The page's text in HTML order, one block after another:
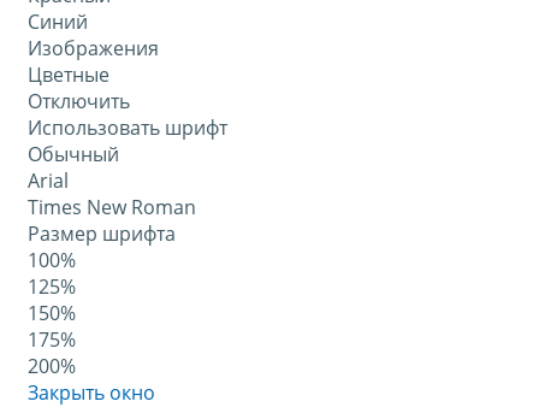
Синий
Изображения
Цветные
Отключить
Использовать шрифт
Обычный
Arial
Times New Roman
Размер шрифта
100%
125%
150%
175%
200%
Закрыть окно